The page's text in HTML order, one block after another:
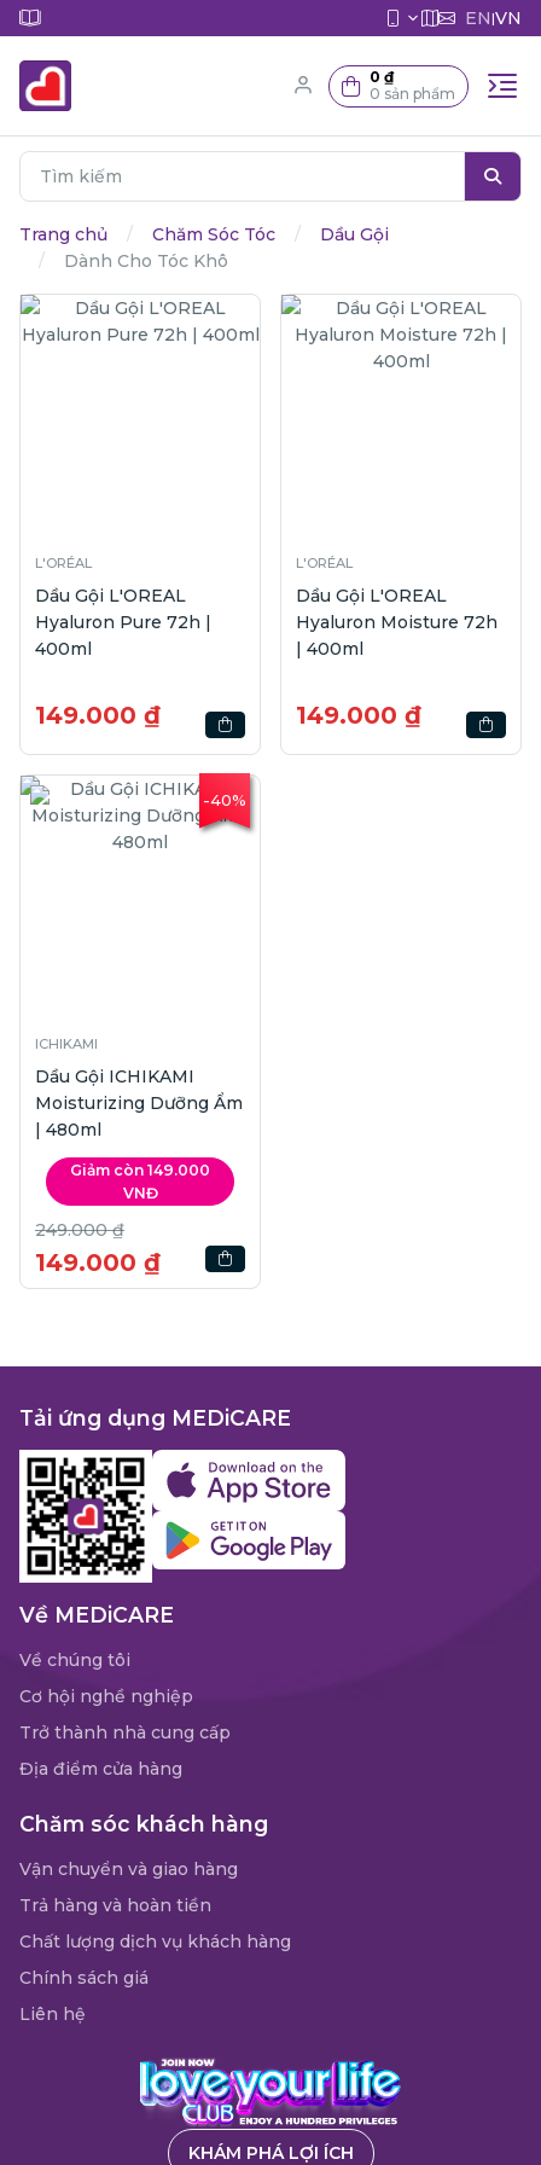
EN|VN
0 ₫
0 sản phẩm
Trang chủ Chăm Sóc Tóc
Dầu Gội
Dành Cho Tóc Khô
L'ORÉAL
Dầu Gội L'OREAL
Hyaluron Pure 72h |
400ml
149.000 ₫
L'ORÉAL
Dầu Gội L'OREAL
Hyaluron Moisture 72h
| 400ml
149.000 ₫
-40%
ICHIKAMI
Dầu Gội ICHIKAMI
Moisturizing Dưỡng Ẩm
| 480ml
Giảm còn 149.000
VNĐ
249.000 ₫
149.000 ₫
Tải ứng dụng MEDiCARE
Về MEDiCARE
Về chúng tôi
Cơ hội nghề nghiệp
Trở thành nhà cung cấp
Địa điểm cửa hàng
Chăm sóc khách hàng
Vận chuyển và giao hàng
Trả hàng và hoàn tiền
Chất lượng dịch vụ khách hàng
Chính sách giá
Liên hệ
KHÁM PHÁ LỢI ÍCH